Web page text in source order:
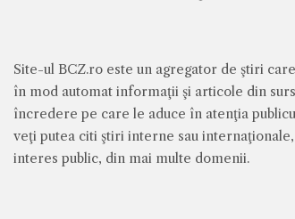
Site-ul BCZ.ro este un agregator de ştiri
în mod automat informaţii şi articole din
încredere pe care le aduce în atenţia
veţi putea citi ştiri interne sau
interes public, din mai multe domenii.